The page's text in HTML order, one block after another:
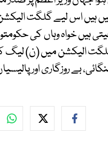
ہیں اس لیے گلگت
ہیں خواہ وہاں کی
الیکشن میں (ن) لیگ
بے روزگاری اور